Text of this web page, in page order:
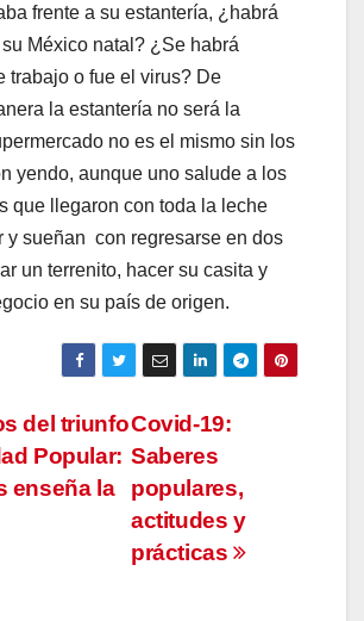
frente a su estantería, ¿habrá
México natal? ¿Se habrá
trabajo o fue el virus? De
la estantería no será la
no es el mismo sin los
yendo, aunque uno salude a los
que llegaron con toda la leche
y sueñan con regresarse en dos
un terrenito, hacer su casita y
en su país de origen.
Covid-19:
Saberes
populares,
actitudes y
prácticas
del triunfo
Popular:
enseña la